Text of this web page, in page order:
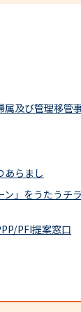
属及び管理移管
あらまし
ン」をうたうチ
PFI提案窓口